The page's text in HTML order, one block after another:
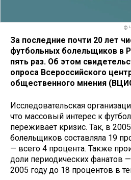
©
За последние почти 20 лет
футбольных болельщиков в
пять раз. Об этом
опроса Всероссийского
общественного мнения
Исследовательская
что массовый интерес к
переживает кризис. Так, в
болельщиков составляла 19
— всего 4 процента. Также
доли периодических фанатов
2005 году до 18 процентов в